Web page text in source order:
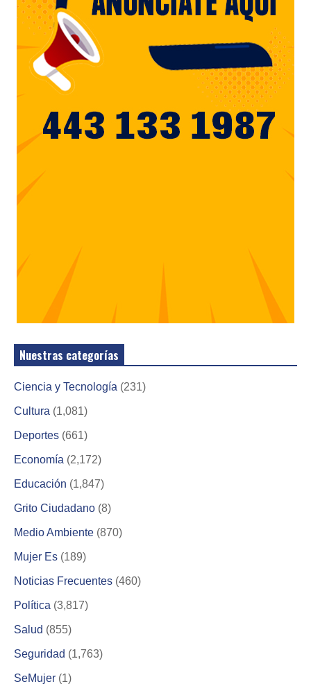
Nuestras categorías
Ciencia y Tecnología (231)
Cultura (1,081)
Deportes (661)
Economía (2,172)
Educación (1,847)
Grito Ciudadano (8)
Medio Ambiente (870)
Mujer Es (189)
Noticias Frecuentes (460)
Política (3,817)
Salud (855)
Seguridad (1,763)
SeMujer (1)